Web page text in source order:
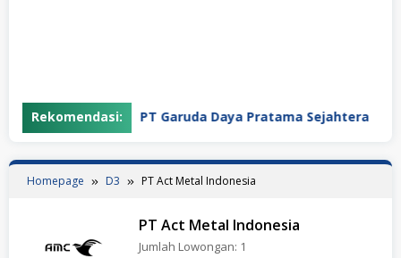
Rekomendasi:PT Garuda Daya Pratama Sejahtera
Homepage D3 PT Act Metal Indonesia
PT Act Metal Indonesia
Jumlah Lowongan: 1